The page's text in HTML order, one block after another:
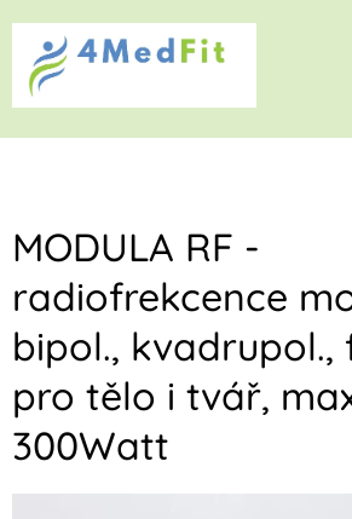
MODULA RF -
radiofrekcence
bipol., kvadrupol.,
pro tělo i tvář,
300Watt